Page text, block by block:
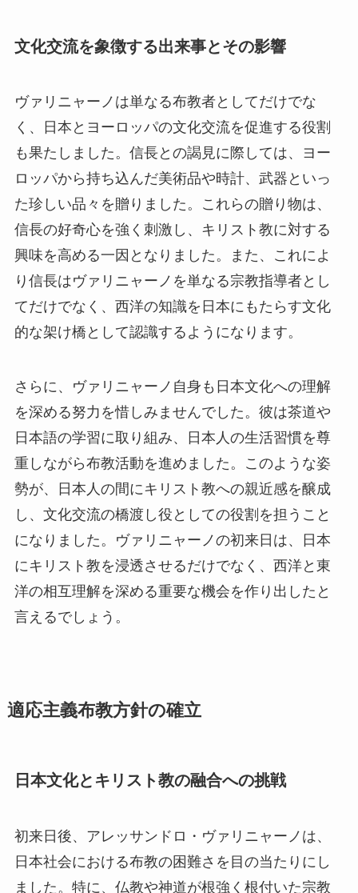
文化交流を象徴する出来事とその影響
ヴァリニャーノは単なる布教者としてだけでな
く、日本とヨーロッパの文化交流を促進する役割
も果たしました。信長との謁見に際しては、ヨー
ロッパから持ち込んだ美術品や時計、武器といっ
た珍しい品々を贈りました。これらの贈り物は、
信長の好奇心を強く刺激し、キリスト教に対する
興味を高める一因となりました。また、これによ
り信長はヴァリニャーノを単なる宗教指導者とし
てだけでなく、西洋の知識を日本にもたらす文化
的な架け橋として認識するようになります。
さらに、ヴァリニャーノ自身も日本文化への理解
を深める努力を惜しみませんでした。彼は茶道や
日本語の学習に取り組み、日本人の生活習慣を尊
重しながら布教活動を進めました。このような姿
勢が、日本人の間にキリスト教への親近感を醸成
し、文化交流の橋渡し役としての役割を担うこと
になりました。ヴァリニャーノの初来日は、日本
にキリスト教を浸透させるだけでなく、西洋と東
洋の相互理解を深める重要な機会を作り出したと
言えるでしょう。
適応主義布教方針の確立
日本文化とキリスト教の融合への挑戦
初来日後、アレッサンドロ・ヴァリニャーノは、
日本社会における布教の困難さを目の当たりにし
ました。特に、仏教や神道が根強く根付いた宗教